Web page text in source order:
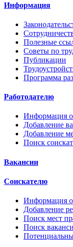
Информация
Полезные
Советы по
Публикации
Программа
Работодателю
Информация
Добавление
Добавление
Поиск
Вакансии
Соискателю
Информация о
Добавление
Поиск мест
Поиск